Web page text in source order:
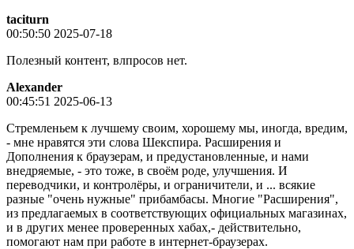
taciturn
00:50:50 2025-07-18
Полезный контент, влпросов нет.
Alexander
00:45:51 2025-06-13
Стремленьем к лучшему своим, хорошему мы, иногда, вредим,
- мне нравятся эти слова Шекспира. Расширения и
Дополнения к браузерам, и предустановленные, и нами
внедряемые, - это тоже, в своём роде, улучшения. И
переводчики, и контролёры, и ограничители, и ... всякие
разные "очень нужные" прибамбасы. Многие "Расширения",
из предлагаемых в соответствующих официальных магазинах,
и в других менее проверенных хабах,- действительно,
помогают нам при работе в интернет-браузерах.